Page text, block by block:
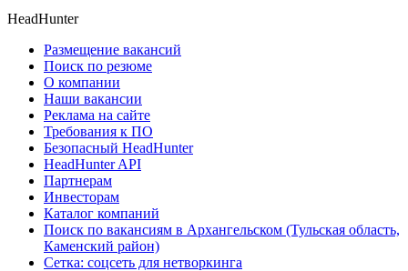
HeadHunter
Размещение вакансий
Поиск по резюме
О компании
Наши вакансии
Реклама на сайте
Требования к ПО
Безопасный HeadHunter
HeadHunter API
Партнерам
Инвесторам
Каталог компаний
Поиск по вакансиям в Архангельском (Тульская область,
Каменский район)
Сетка: соцсеть для нетворкинга